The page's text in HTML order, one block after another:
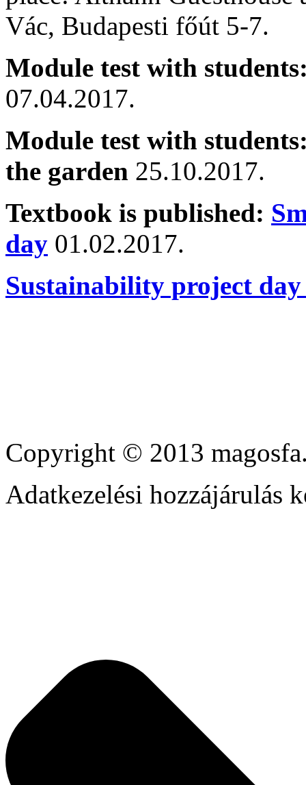
Vác, Budapesti főút 5-7.
Module test with
07.04.2017.
Module test with
the garden 25.10.2017.
Textbook is published:
day 01.02.2017.
Sustainability project day
Copyright © 2013
Adatkezelési hozzájárulás